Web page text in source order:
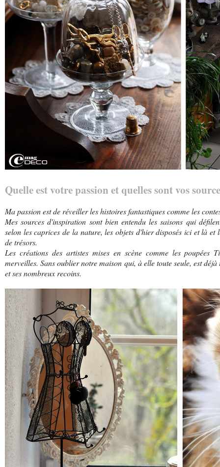
Quelle est votre passion et quelles sont vos
Ma passion est de réveiller les histoires fantastiques comme les
Mes sources d'inspiration sont bien entendu les saisons qui
selon les caprices de la nature, les objets d'hier disposés ici et là
de trésors.
Les créations des artistes mises en scène comme les poupées
merveilles. Sans oublier notre maison qui, à elle toute seule, est
et ses nombreux recoins.